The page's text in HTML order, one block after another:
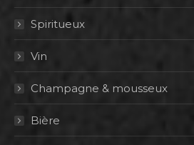
Spiritueux
Vin
Champagne & mousseux
Bière